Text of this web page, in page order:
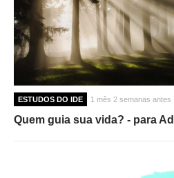
ESTUDOS DO IDE 1 mês 2 semanas antes
Quem guia sua vida? - para